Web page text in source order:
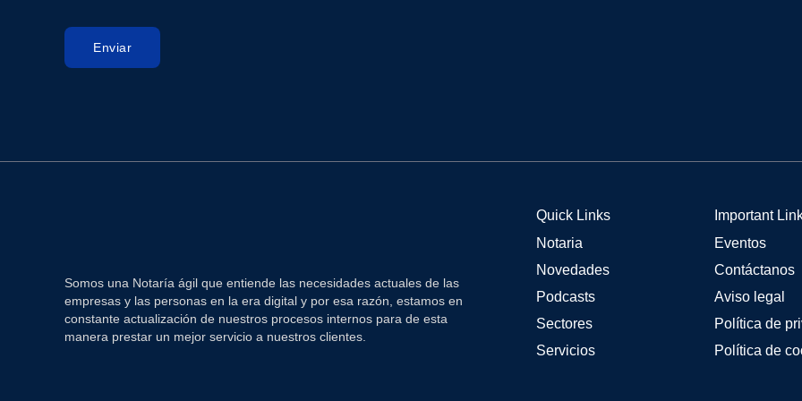
Enviar
Somos una Notaría ágil que entiende las necesidades actuales de las
empresas y las personas en la era digital y por esa razón, estamos en
constante actualización de nuestros procesos internos para de esta
manera prestar un mejor servicio a nuestros clientes.
Quick Links
Notaria
Novedades
Podcasts
Sectores
Servicios
Important
Eventos
Contáctanos
Aviso legal
Política de
Política de